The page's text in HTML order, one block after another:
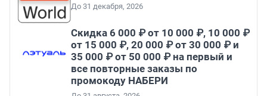
До 31 декабря, 2026
Скидка 6 000 ₽ от 10 000 ₽, 10 000 ₽
от 15 000 ₽, 20 000 ₽ от 30 000 ₽ и
35 000 ₽ от 50 000 ₽ на первый и
все повторные заказы по
промокоду НАБЕРИ